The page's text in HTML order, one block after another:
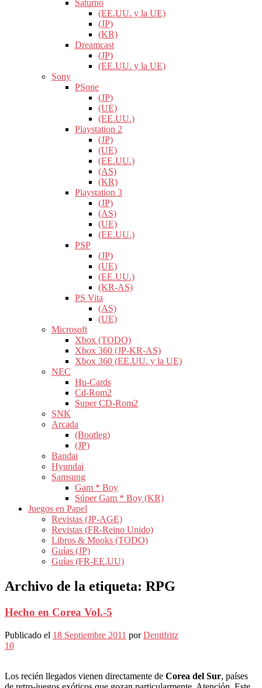
Saturno
(EE.UU. y la UE)
(JP)
(KR)
Dreamcast
(JP)
(EE.UU. y la UE)
Sony
PSone
(JP)
(UE)
(EE.UU.)
Playstation 2
(JP)
(UE)
(EE.UU.)
(AS)
(KR)
Playstation 3
(JP)
(AS)
(UE)
(EE.UU.)
PSP
(JP)
(UE)
(EE.UU.)
(KR-AS)
PS Vita
(AS)
(UE)
Microsoft
Xbox (TODO)
Xbox 360 (JP-KR-AS)
Xbox 360 (EE.UU. y la UE)
NEC
Hu-Cards
Cd-Rom2
Super CD-Rom2
SNK
Arcada
(Bootleg)
(JP)
Bandai
Hyundai
Samsung
Gam * Boy
Súper Gam * Boy (KR)
Juegos en Papel
Revistas (JP-AGE)
Revistas (FR-Reino Unido)
Libros & Mooks (TODO)
Guías (JP)
Guías (FR-EE.UU)
Archivo de la etiqueta: RPG
Hecho en Corea Vol.-5
Publicado el 18 Septiembre 2011 porDentifritz
10
Los recién llegados vienen directamente de Corea del Sur, países